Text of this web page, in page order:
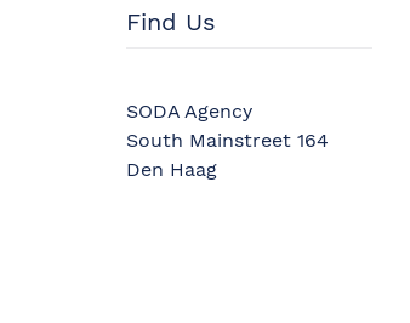
Find Us
SODA Agency
South Mainstreet 164
Den Haag